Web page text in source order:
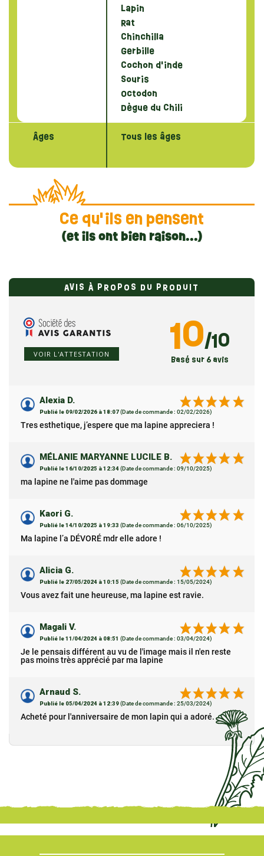
Lapin
Rat
Chinchilla
Gerbille
Cochon d'inde
Souris
Octodon
Dègue du Chili
Âges Tous les âges
Ce qu'ils en pensent
(et ils ont bien raison...)
AVIS À PROPOS DU PRODUIT
VOIR L'ATTESTATION 10/10
Basé sur 6 avis
Alexia D.
Publié le 09/02/2026 à 18:07(Date de commande : 02/02/2026)
Tres esthetique, j’espere que ma lapine appreciera !
MÉLANIE MARYANNE LUCILE B.
Publié le 16/10/2025 à 12:34(Date de commande : 09/10/2025)
ma lapine ne l'aime pas dommage
Kaori G.
Publié le 14/10/2025 à 19:33 (Date de commande : 06/10/2025)
Ma lapine l’a DÉVORÉ mdr elle adore !
Alicia G.
Publié le 27/05/2024 à 10:15 (Date de commande : 15/05/2024)
Vous avez fait une heureuse, ma lapine est ravie.
Magali V.
Publié le 11/04/2024 à 08:51 (Date de commande : 03/04/2024)
Je le pensais différent au vu de l'image mais il n'en reste
pas moins très apprécié par ma lapine
Arnaud S.
Publié le 05/04/2024 à 12:39(Date de commande : 25/03/2024)
Acheté pour l'anniversaire de mon lapin qui a adoré.